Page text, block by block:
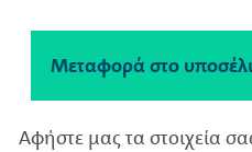
Μεταφορά στο
Μεταφορά στο
Αφήστε μας τα στοιχεία